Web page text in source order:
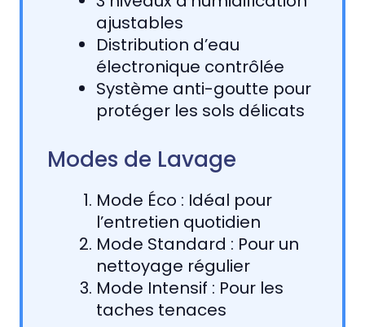
ajustables
Distribution d’eau
électronique contrôlée
Système anti-goutte pour
protéger les sols délicats
Modes de Lavage
Mode Éco : Idéal pour
l’entretien quotidien
Mode Standard : Pour un
nettoyage régulier
Mode Intensif : Pour les
taches tenaces